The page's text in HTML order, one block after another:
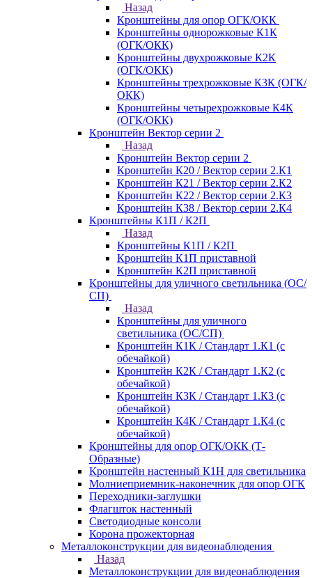
Назад
Кронштейны для опор ОГК/ОКК
Кронштейны однорожковые К1К
(ОГК/ОКК)
Кронштейны двухрожковые К2К
(ОГК/ОКК)
Кронштейны трехрожковые К3К (ОГК/
ОКК)
Кронштейны четырехрожковые К4К
(ОГК/ОКК)
Кронштейн Вектор серии 2
Назад
Кронштейн Вектор серии 2
Кронштейн К20 / Вектор серии 2.К1
Кронштейн К21 / Вектор серии 2.К2
Кронштейн К22 / Вектор серии 2.К3
Кронштейн К38 / Вектор серии 2.К4
Кронштейны К1П / К2П
Назад
Кронштейны К1П / К2П
Кронштейн К1П приставной
Кронштейн К2П приставной
Кронштейны для уличного светильника (ОС/
СП)
Назад
Кронштейны для уличного
светильника (ОС/СП)
Кронштейн К1К / Стандарт 1.К1 (с
обечайкой)
Кронштейн К2К / Стандарт 1.К2 (с
обечайкой)
Кронштейн К3К / Стандарт 1.К3 (с
обечайкой)
Кронштейн К4К / Стандарт 1.К4 (с
обечайкой)
Кронштейны для опор ОГК/ОКК (Т-
Образные)
Кронштейн настенный К1Н для светильника
Молниеприемник-наконечник для опор ОГК
Переходники-заглушки
Флагшток настенный
Светодиодные консоли
Корона прожекторная
Металлоконструкции для видеонаблюдения
Назад
Металлоконструкции для видеонаблюдения